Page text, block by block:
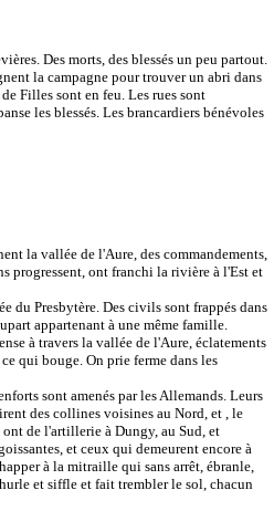
Des morts, des blessés un peu partout.
la campagne pour trouver un abri dans
Filles sont en feu. Les rues sont
les blessés. Les brancardiers bénévoles
la vallée de l'Aure, des commandements,
progressent, ont franchi la rivière à l'Est et
du Presbytère. Des civils sont frappés dans
appartenant à une même famille.
à travers la vallée de l'Aure, éclatements
qui bouge. On prie ferme dans les
sont amenés par les Allemands. Leurs
des collines voisines au Nord, et , le
de l'artillerie à Dungy, au Sud, et
et ceux qui demeurent encore à
à la mitraille qui sans arrêt, ébranle,
et siffle et fait trembler le sol, chacun